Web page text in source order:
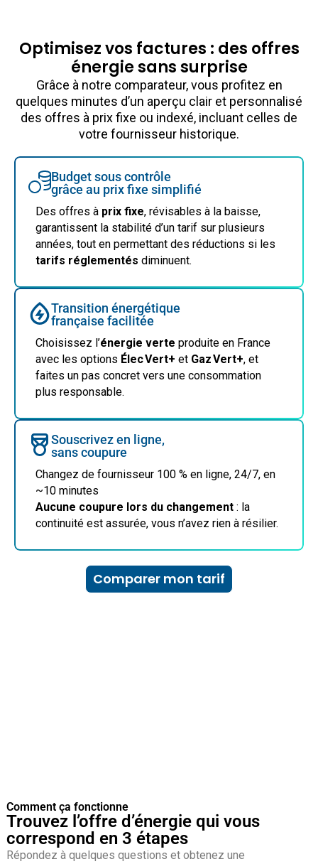
Optimisez vos factures : des offres
énergie sans surprise
Grâce à notre comparateur, vous profitez en
quelques minutes d’un aperçu clair et personnalisé
des offres à prix fixe ou indexé, incluant celles de
votre fournisseur historique.
Budget sous contrôle
grâce au prix fixe simplifié
Des offres à prix fixe, révisables à la baisse,
garantissent la stabilité d’un tarif sur plusieurs
années, tout en permettant des réductions si les
tarifs réglementés diminuent.
Transition énergétique
française facilitée
Choisissez l’énergie verte produite en France
avec les options Élec Vert+ et Gaz Vert+, et
faites un pas concret vers une consommation
plus responsable.
Souscrivez en ligne,
sans coupure
Changez de fournisseur 100 % en ligne, 24/7, en
~10 minutes
Aucune coupure lors du changement : la
continuité est assurée, vous n’avez rien à résilier.
Comparer mon tarif
Comment ça fonctionne
Trouvez l’offre d’énergie qui vous
correspond en 3 étapes
Répondez à quelques questions et obtenez une